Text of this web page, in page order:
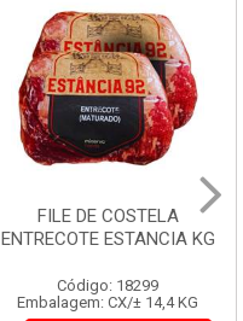
FILE DE COSTELA
ENTRECOTE ESTANCIA KG
Código: 18299
Embalagem: CX/± 14,4 KG